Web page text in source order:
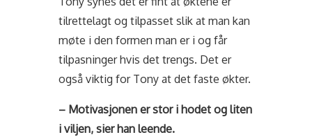
tilrettelagt og tilpasset slik at man kan
møte i den formen man er i og får
tilpasninger hvis det trengs. Det er
også viktig for Tony at det faste økter.
– Motivasjonen er stor i hodet og liten
i viljen, sier han leende.